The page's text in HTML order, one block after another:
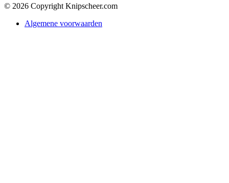
© 2026 Copyright Knipscheer.com
Algemene voorwaarden